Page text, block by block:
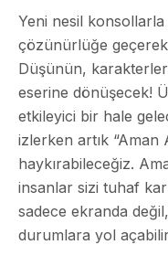
Yeni nesil
çözünürlüğe
Düşünün,
eserine dönüşecek!
etkileyici bir hale
izlerken artık “Aman
haykırabileceğiz.
insanlar sizi tuhaf
sadece ekranda
durumlara yol